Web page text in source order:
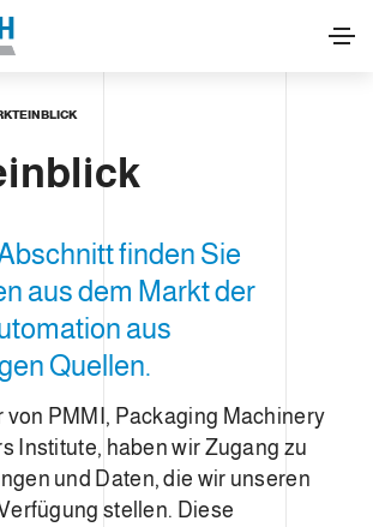
finden Sie
aus dem Markt der
aus
Quellen.
von PMMI, Packaging Machinery
Institute, haben wir Zugang zu
und Daten, die wir unseren
stellen. Diese